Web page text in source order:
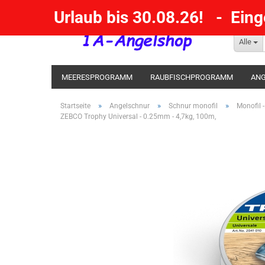
Alle
Urlaub bis 30.08.26! -
MEERESPROGRAMM RAUBFISCHPROGRAMM
KESCHER / SENKE / GAFF POSEN SBIRULINOS
Startseite » Angelschnur » Schnur monofil » Monofil
ZEBCO Trophy Universal - 0.25mm - 4,7kg, 100m,